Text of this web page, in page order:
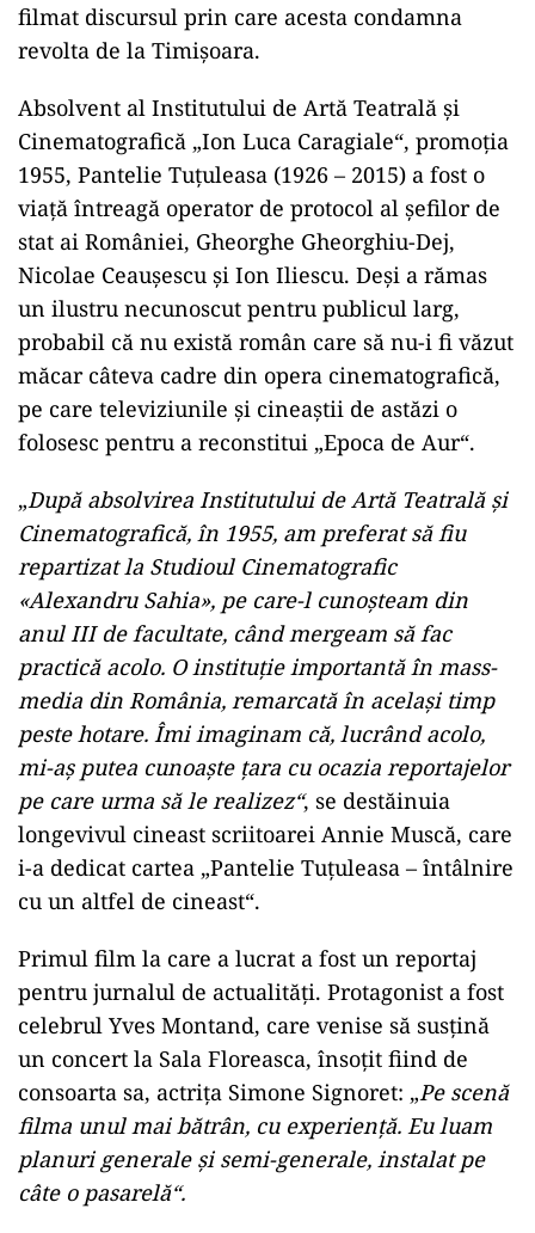
filmat discursul prin care acesta condamna
revolta de la Timişoara.
Absolvent al Institutului de Artă Teatrală şi
Cinematografică „Ion Luca Caragiale“, promoţia
1955, Pantelie Tuţuleasa (1926 – 2015) a fost o
viaţă întreagă operator de protocol al şefilor de
stat ai României, Gheorghe Gheorghiu-Dej,
Nicolae Ceauşescu şi Ion Iliescu. Deşi a rămas
un ilustru necunoscut pentru publicul larg,
probabil că nu există român care să nu-i fi văzut
măcar câteva cadre din opera cinematografică,
pe care televiziunile şi cineaştii de astăzi o
folosesc pentru a reconstitui „Epoca de Aur“.
„După absolvirea Institutului de Artă Teatrală şi
Cinematografică, în 1955, am preferat să fiu
repartizat la Studioul Cinematografic
«Alexandru Sahia», pe care-l cunoşteam din
anul III de facultate, când mergeam să fac
practică acolo. O instituţie importantă în mass-
media din România, remarcată în acelaşi timp
peste hotare. Îmi imaginam că, lucrând acolo,
mi-aş putea cunoaşte ţara cu ocazia reportajelor
pe care urma să le realizez“, se destăinuia
longevivul cineast scriitoarei Annie Muscă, care
i-a dedicat cartea „Pantelie Tuţuleasa – întâlnire
cu un altfel de cineast“.
Primul film la care a lucrat a fost un reportaj
pentru jurnalul de actualităţi. Protagonist a fost
celebrul Yves Montand, care venise să susţină
un concert la Sala Floreasca, însoţit fiind de
consoarta sa, actriţa Simone Signoret: „Pe scenă
filma unul mai bătrân, cu experienţă. Eu luam
planuri generale şi semi-generale, instalat pe
câte o pasarelă“.